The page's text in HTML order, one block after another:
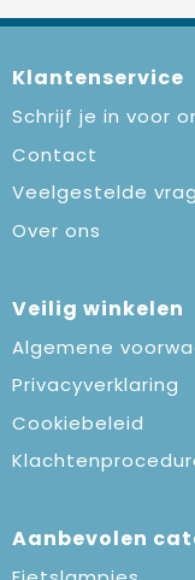
Klantenservice
Schrijf je in voor
Contact
Veelgestelde
Over ons
Veilig winkelen
Algemene
Privacyverklaring
Cookiebeleid
Aanbevolen